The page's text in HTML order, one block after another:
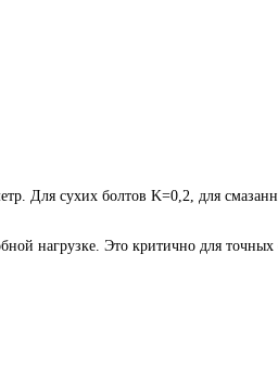
Для сухих болтов K=0,2, для
нагрузке. Это критично для точных